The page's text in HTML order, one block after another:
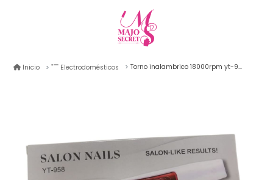
Inicio Electrodomésticos Torno inalambrico 18000rpm yt-958 hmj